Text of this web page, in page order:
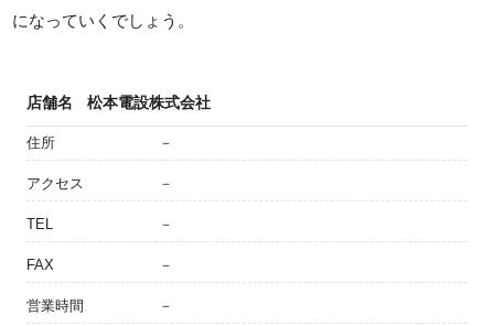
になっていくでしょう。
店舗名 松本電設株式会社
住所 －
アクセス －
TEL －
FAX －
営業時間 －